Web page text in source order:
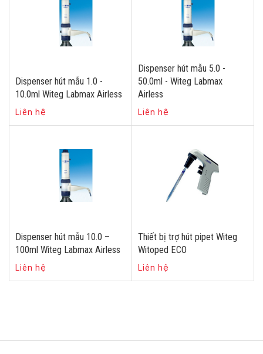
Dispenser hút mẫu 1.0 -
10.0ml Witeg Labmax Airless
Liên hệ
Dispenser hút mẫu 5.0 -
50.0ml - Witeg Labmax
Airless
Liên hệ
Dispenser hút mẫu 10.0 –
100ml Witeg Labmax Airless
Liên hệ
Thiết bị trợ hút pipet Witeg
Witoped ECO
Liên hệ